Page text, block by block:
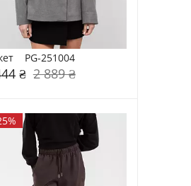
PG-251004
₴ 2 889 ₴